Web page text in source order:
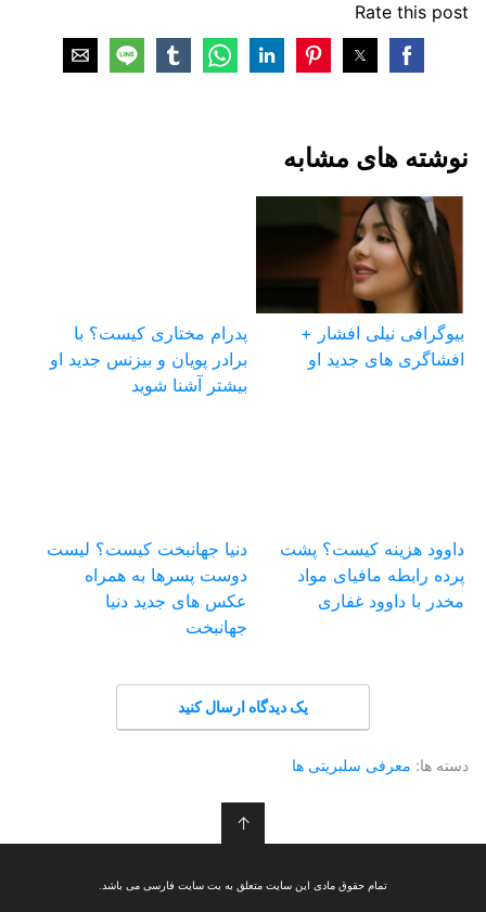
Rate this post
نوشته های مشابه
بیوگرافی نیلی افشار +
افشاگری های جدید او
پدرام مختاری کیست؟ با
برادر پویان و بیزنس جدید او
بیشتر آشنا شوید
داوود هزینه کیست؟ پشت
پرده رابطه مافیای مواد
مخدر با داوود غفاری
دنیا جهانبخت کیست؟ لیست
دوست پسرها به همراه
عکس های جدید دنیا
جهانبخت
یک دیدگاه ارسال کنید
دسته ها: معرفی سلبریتی ها
↑
تمام حقوق مادی این سایت متعلق به بت سایت فارسی می باشد.